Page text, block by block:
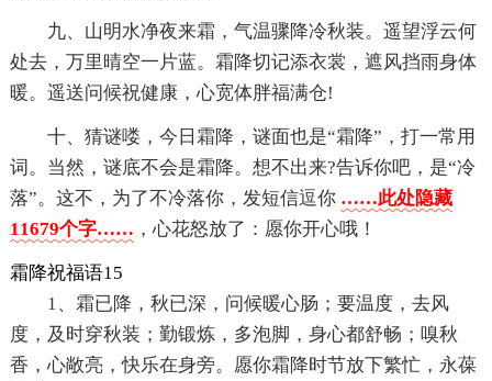
九、山明水净夜来霜，气温骤降冷秋装。遥望浮云何
处去，万里晴空一片蓝。霜降切记添衣裳，遮风挡雨身体
暖。遥送问候祝健康，心宽体胖福满仓!
十、猜谜喽，今日霜降，谜面也是“霜降”，打一常用
词。当然，谜底不会是霜降。想不出来?告诉你吧，是“冷
落”。这不，为了不冷落你，发短信逗你 ……此处隐藏
11679个字…… ，心花怒放了：愿你开心哦！
霜降祝福语15
1、霜已降，秋已深，问候暖心肠；要温度，去风
度，及时穿秋装；勤锻炼，多泡脚，身心都舒畅；嗅秋
香，心敞亮，快乐在身旁。愿你霜降时节放下繁忙，永葆